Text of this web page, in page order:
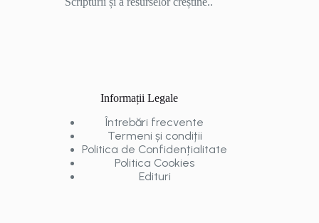
Informații Legale
Întrebări frecvente
Termeni și condiții
Politica de Confidențialitate
Politica Cookies
Edituri